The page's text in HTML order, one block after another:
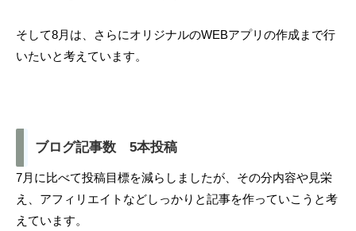
そして8月は、さらにオリジナルのWEBアプリの作成まで行
いたいと考えています。
ブログ記事数 5本投稿
7月に比べて投稿目標を減らしましたが、その分内容や見栄
え、アフィリエイトなどしっかりと記事を作っていこうと考
えています。